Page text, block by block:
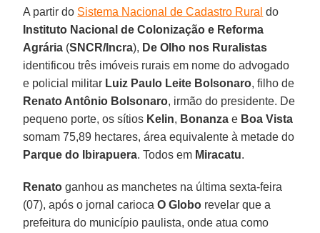
A partir do Sistema Nacional de Cadastro Rural do
Instituto Nacional de Colonização e Reforma
Agrária (SNCR/Incra), De Olho nos Ruralistas
identificou três imóveis rurais em nome do advogado
e policial militar Luiz Paulo Leite Bolsonaro, filho de
Renato Antônio Bolsonaro, irmão do presidente. De
pequeno porte, os sítios Kelin, Bonanza e Boa Vista
somam 75,89 hectares, área equivalente à metade do
Parque do Ibirapuera. Todos em Miracatu.
Renato ganhou as manchetes na última sexta-feira
(07), após o jornal cariocaO Globo revelar que a
prefeitura do município paulista, onde atua como